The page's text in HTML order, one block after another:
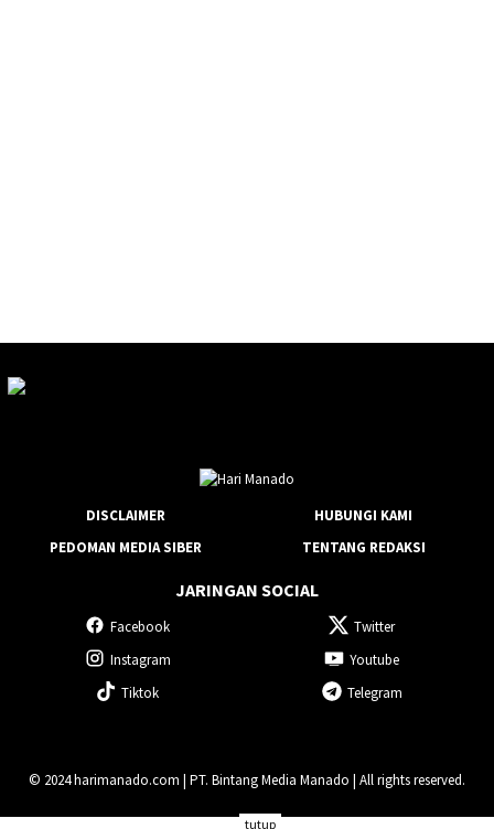
DISCLAIMER
HUBUNGI KAMI
PEDOMAN MEDIA SIBER
TENTANG REDAKSI
JARINGAN SOCIAL
Facebook
Twitter
Instagram
Youtube
Tiktok
Telegram
© 2024 harimanado.com | PT. Bintang Media Manado | All rights reserved.
tutup